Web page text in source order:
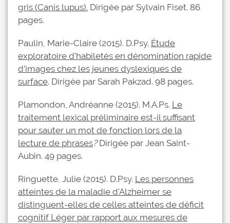
gris (Canis lupus). Dirigée par Sylvain Fiset. 86
pages.
Paulin, Marie-Claire (2015). D.Psy. Étude
exploratoire d’habiletés en dénomination rapide
d’images chez les jeunes dyslexiques de
surface. Dirigée par Sarah Pakzad. 98 pages.
Plamondon, Andréanne (2015). M.A.Ps. Le
traitement lexical préliminaire est-il suffisant
pour sauter un mot de fonction lors de la
lecture de phrases?Dirigée par Jean Saint-
Aubin. 49 pages.
Ringuette, Julie (2015). D.Psy. Les personnes
atteintes de la maladie d’Alzheimer se
distinguent-elles de celles atteintes de déficit
cognitif Léger par rapport aux mesures de